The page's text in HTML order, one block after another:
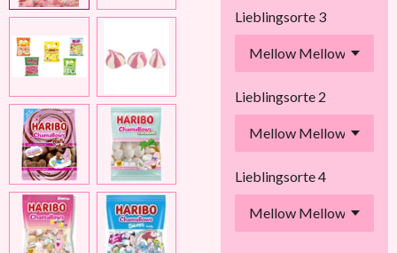
Lieblingsorte 3
Lieblingsorte 2
Lieblingsorte 4